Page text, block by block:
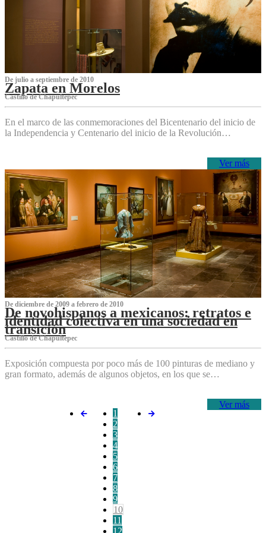
De julio a septiembre de 2010
Zapata en Morelos
Castillo de Chapultepec
En el marco de las conmemoraciones del Bicentenario del inicio de
la Independencia y Centenario del inicio de la Revolución…
Ver más
De diciembre de 2009 a febrero de 2010
De novohispanos a mexicanos: retratos e
identidad colectiva en una sociedad en
transición
Castillo de Chapultepec
Exposición compuesta por poco más de 100 pinturas de mediano y
gran formato, además de algunos objetos, en los que se…
Ver más
1
2
3
4
5
6
7
8
9
10
11
12